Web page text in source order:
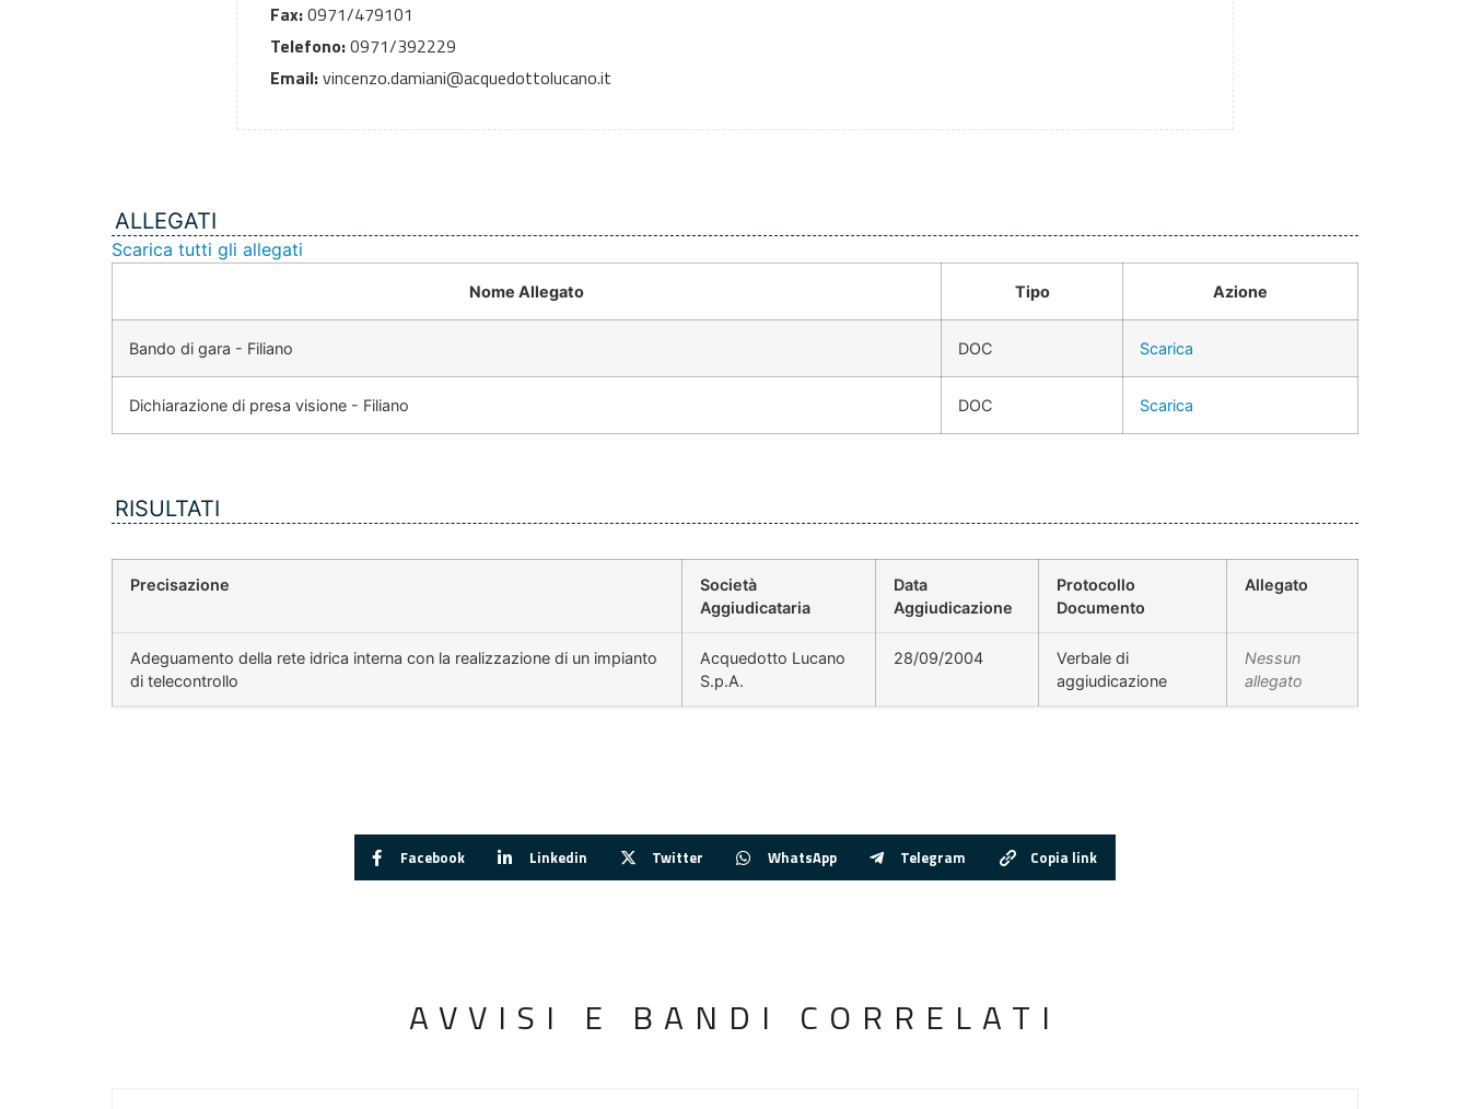
Fax:0971/479101
Telefono:0971/392229
Email:vincenzo.damiani@acquedottolucano.it
ALLEGATI
Scarica tutti gli allegati
Nome Allegato Tipo Azione
Bando di gara - Filiano DOC Scarica
Dichiarazione di presa visione - Filiano DOC Scarica
RISULTATI
Precisazione
Società
Aggiudicataria
Data
Aggiudicazione
Protocollo
Documento
Allegato
Adeguamento della rete idrica interna con la realizzazione di un impianto
di telecontrollo
Acquedotto Lucano
S.p.A.
28/09/2004
Verbale di
aggiudicazione
Nessun
allegato
Facebook Linkedin Twitter WhatsApp Telegram Copia link
AVVISI E BANDI CORRELATI